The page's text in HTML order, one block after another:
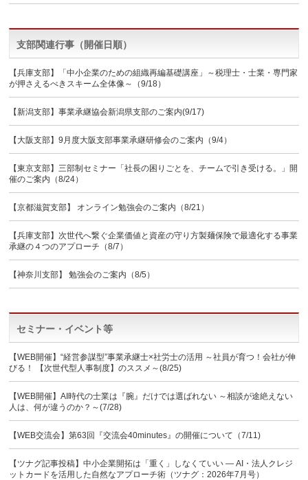
支部関連行事（開催日順）
【兵庫支部】「中小企業のための組織再編基礎講座」～税理士・士業・専門家
が押さえるべきスキーム全体像～（9/18）
【新潟支部】事業承継協会新潟県支部のご案内(9/17)
【大阪支部】9月度大阪支部事業承継研修会のご案内（9/4）
【東京支部】三部制セミナー「社長の困りごとを、チームで引き受ける。」開
催のご案内（8/24）
【京都滋賀支部】 オンライン勉強会のご案内（8/21）
【兵庫支部】次世代へ繋ぐ企業価値と資産の守り方製麺保険で最適化する事業
承継の４つのアプローチ（8/7）
【神奈川支部】 勉強会のご案内（8/5）
セミナー・イベント等
【WEB開催】“経営参謀型”事業承継士×社労士の活用 ～社員が育つ！会社が伸
びる！ 【次世代型人事制度】のススメ～(8/25)
【WEB開催】AI時代の士業は『腕』だけでは選ばれない ～相談が途絶えない
人は、何が違うのか？～(7/28)
【WEB交流会】第63回『交流会40minutes』の開催について（7/11)
【ツナグ記事投稿】中小企業開拓は「重く」しなくていい ― AI・法人クレジ
ットカードを活用した自然なアプローチ術（ツナグ：2026年7月号）